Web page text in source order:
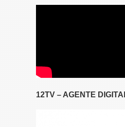
12TV – AGENTE